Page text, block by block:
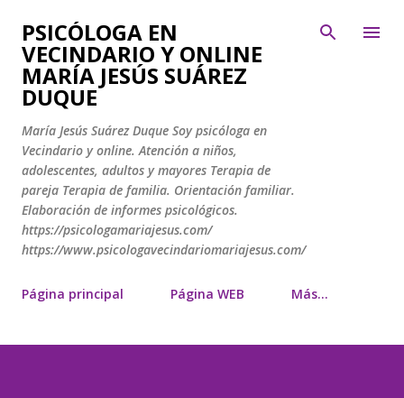
Ir al contenido principal
PSICÓLOGA EN
VECINDARIO Y ONLINE
MARÍA JESÚS SUÁREZ
DUQUE
María Jesús Suárez Duque Soy psicóloga en
Vecindario y online. Atención a niños,
adolescentes, adultos y mayores Terapia de
pareja Terapia de familia. Orientación familiar.
Elaboración de informes psicológicos.
https://psicologamariajesus.com/
https://www.psicologavecindariomariajesus.com/
Página principal Página WEB Más…